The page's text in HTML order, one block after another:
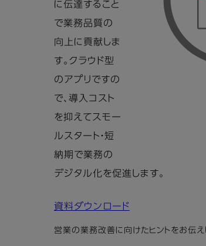
に伝達すること
で業務品質の
向上に貢献しま
す。クラウド型
のアプリですの
で、導入コスト
を抑えてスモー
ルスタート・短
納期で業務の
デジタル化を促進します。
資料ダウンロード
営業の業務改善に向けたヒントをお伝え